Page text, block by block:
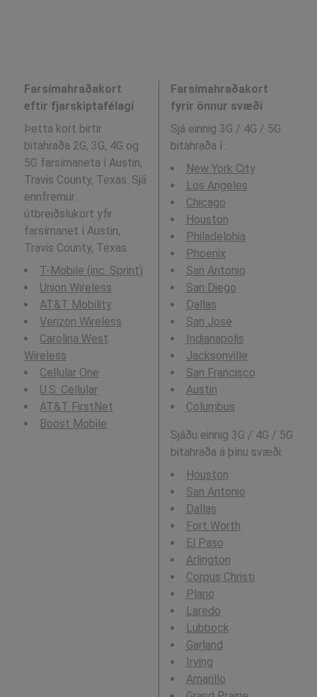
Farsímahraðakort
eftir fjarskiptafélagi
Þetta kort birtir
bitahraða 2G, 3G, 4G og
5G farsímaneta í Austin,
Travis County, Texas. Sjá
ennfremur:
útbreiðslukort yfir
farsímanet í Austin,
Travis County, Texas.
T-Mobile (inc. Sprint)
Union Wireless
AT&T Mobility
Verizon Wireless
Carolina West
Wireless
Cellular One
U.S. Cellular
AT&T FirstNet
Boost Mobile
Farsímahraðakort
fyrir önnur svæði
Sjá einnig 3G / 4G / 5G
bitahraða í :
New York City
Los Angeles
Chicago
Houston
Philadelphia
Phoenix
San Antonio
San Diego
Dallas
San Jose
Indianapolis
Jacksonville
San Francisco
Austin
Columbus
Sjáðu einnig 3G / 4G / 5G
bitahraða á þínu svæði:
Houston
San Antonio
Dallas
Fort Worth
El Paso
Arlington
Corpus Christi
Plano
Laredo
Lubbock
Garland
Irving
Amarillo